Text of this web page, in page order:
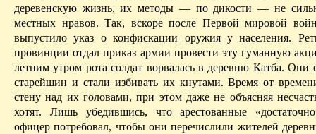
деревенскую жизнь, их методы — по дикости — не
местных нравов. Так, вскоре после Первой мировой
выпустило указ о конфискации оружия у населения.
провинции отдал приказ армии провести эту гуманную
летним утром рота солдат ворвалась в деревню Катба. Они
старейшин и стали избивать их кнутами. Время от
стену над их головами, при этомдаже не объясняя
хотят. Лишь убедившись, что арестованные
офицер потребовал, чтобы они перечислили жителей